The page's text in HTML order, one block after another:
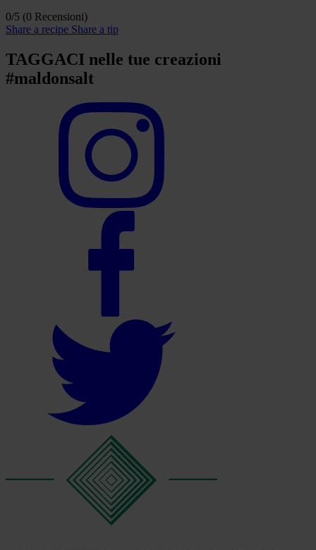
0/5 (0 Recensioni)
Share a recipe Share a tip
TAGGACI nelle tue creazioni
#maldonsalt